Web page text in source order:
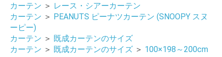
カーテン ＞ レース・シアーカーテン
カーテン ＞ PEANUTS ピーナツカーテン (SNOOPY スヌ
ーピー)
カーテン ＞ 既成カーテンのサイズ
カーテン ＞ 既成カーテンのサイズ ＞ 100×198～200cm